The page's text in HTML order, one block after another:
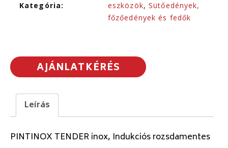
Kategória:
eszközök,Sütőedények,
főzőedények és fedők
AJÁNLATKÉRÉS
Leírás
PINTINOX TENDER inox, Indukciós rozsdamentes